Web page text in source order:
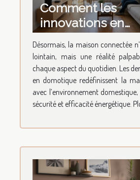
Comment les
innovations en
domotique
transforment-
quotidien ?
Désormais, la maison connectée
lointain, mais une réalité
chaque aspect du quotidien. Les
en domotique redéfinissent la
avec l’environnement
sécurité et efficacité énergétique.